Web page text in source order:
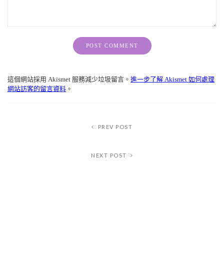
這個網站採用 Akismet 服務減少垃圾留言。 進一步了解 Akismet 如何處理
網站訪客的留言資料 。
PREV POST
NEXT POST